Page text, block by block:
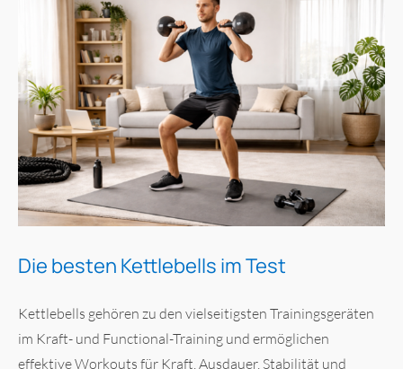
Die besten Kettlebells im Test
Kettlebells gehören zu den vielseitigsten Trainingsgeräten
im Kraft- und Functional-Training und ermöglichen
effektive Workouts für Kraft, Ausdauer, Stabilität und